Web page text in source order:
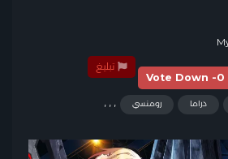
Vote Down -0
تبليغ
,
, دراما , رومنسي